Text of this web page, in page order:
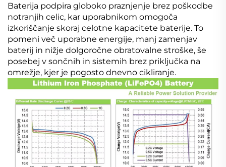
Baterija podpira globoko praznjenje brez poškodbe
notranjih celic, kar uporabnikom omogoča
izkoriščanje skoraj celotne kapacitete baterije. To
pomeni več uporabne energije, manj zamenjav
baterij in nižje dolgoročne obratovalne stroške, še
posebej v sončnih in sistemih brez priključka na
omrežje, kjer je pogosto dnevno cikliranje.